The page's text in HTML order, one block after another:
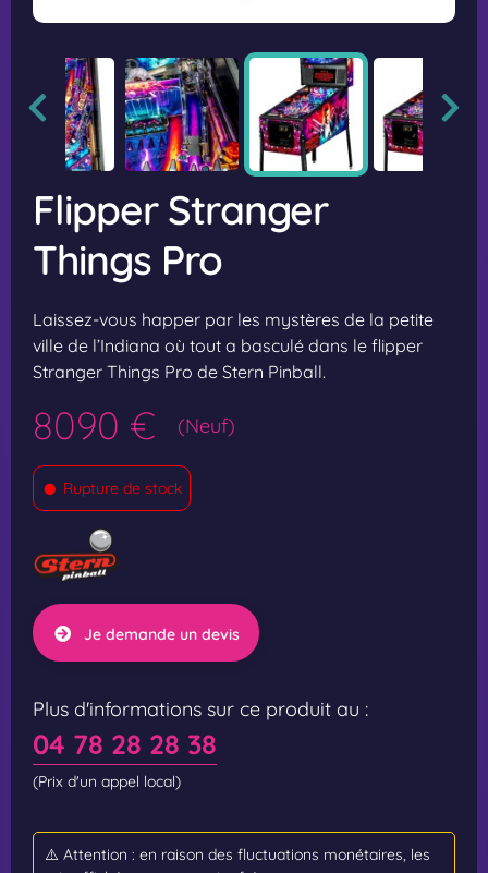
Flipper Stranger
Things Pro
Laissez-vous happer par les mystères de la petite
ville de l’Indiana où tout a basculé dans le flipper
Stranger Things Pro de Stern Pinball.
8090 € (Neuf)
• Rupture de stock
Je demande un devis
Plus d'informations sur ce produit au :
04 78 28 28 38
(Prix d'un appel local)
⚠️ Attention : en raison des fluctuations monétaires, les